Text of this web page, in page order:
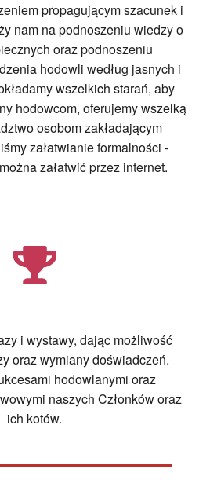
propagującym szacunek i
nam na podnoszeniu wiedzy o
oraz podnoszeniu
hodowli według jasnych i
wszelkich starań, aby
hodowcom, oferujemy wszelką
osobom zakładającym
załatwianie formalności -
załatwić przez internet.
i wystawy, dając możliwość
oraz wymiany doświadczeń.
hodowlanymi oraz
naszych Członków oraz
ich kotów.